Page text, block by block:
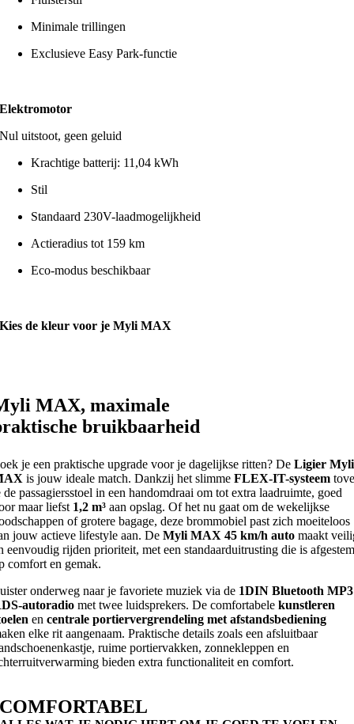
Minimale trillingen
Exclusieve Easy Park-functie
Elektromotor
Nul uitstoot, geen geluid
Krachtige batterij: 11,04 kWh
Stil
Standaard 230V-laadmogelijkheid
Actieradius tot 159 km
Eco-modus beschikbaar
Kies de kleur voor je Myli MAX
MAX, maximale
bruikbaarheid
je een praktische upgrade voor je dagelijkse ritten? DeLigier Myli
is jouw ideale match. Dankzij het slimmeFLEX-IT-systeem
de passagiersstoel in een handomdraai om tot extra laadruimte, goed
maar liefst 1,2 m³ aan opslag. Of het nu gaat om de wekelijkse
of grotere bagage, deze brommobiel past zich moeiteloos
jouw actieve lifestyle aan. DeMyli MAX 45 km/h auto maakt
eenvoudig rijden prioriteit, met een standaarduitrusting die is
comfort en gemak.
onderweg naar je favoriete muziek via de 1DIN Bluetooth MP3
autoradio met twee luidsprekers. De comfortabelekunstleren
encentraleportiervergrendeling met afstandsbediening
elke rit aangenaam. Praktische details zoals een afsluitbaar
ruime portiervakken, zonnekleppen en
bieden extra functionaliteit en comfort.
COMFORTABEL